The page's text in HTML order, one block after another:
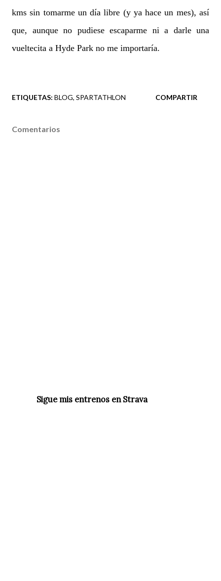
kms sin tomarme un día libre (y ya hace un mes), así
que, aunque no pudiese escaparme ni a darle una
vueltecita a Hyde Park no me importaría.
ETIQUETAS: BLOG SPARTATHLON COMPARTIR
Comentarios
Sigue mis entrenos en Strava